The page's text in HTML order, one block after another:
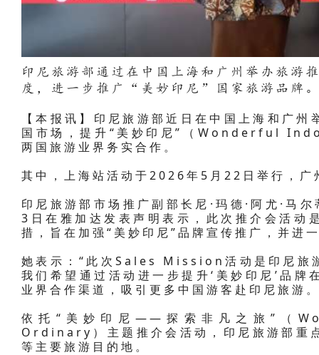
印尼旅游部通过在中国上海和广州举办旅游
度，进一步推广“美妙印尼”国家旅游品牌
【本报讯】印尼旅游部近日在中国上海和广
国市场，提升“美妙印尼”（Wonderful
两国旅游业界务实合作。
其中，上海站活动于2026年5月22日举行，
印尼旅游部市场推广副部长尼·玛德·阿尤·
3日在雅加达发表声明表示，此次推介会活动
措，旨在加强“美妙印尼”品牌宣传推广，并进
她表示：“此次Sales Mission活动是印尼旅
我们希望通过活动进一步提升‘美妙印尼’品
业界合作渠道，吸引更多中国游客赴印尼旅游
依托“美妙印尼——探索非凡之旅”（
Ordinary）主题推介会活动，印尼旅游部重
等主要旅游目的地。